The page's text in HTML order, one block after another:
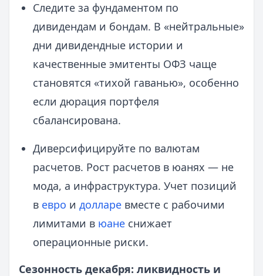
Следите за фундаментом по
дивидендам и бондам. В «нейтральные»
дни дивидендные истории и
качественные эмитенты ОФЗ чаще
становятся «тихой гаванью», особенно
если дюрация портфеля
сбалансирована.
Диверсифицируйте по валютам
расчетов. Рост расчетов в юанях — не
мода, а инфраструктура. Учет позиций
в евро и долларе вместе с рабочими
лимитами в юане снижает
операционные риски.
Сезонность декабря: ликвидность и